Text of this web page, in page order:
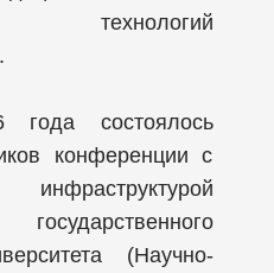
технологий
года состоялось
конференции с
(Научно-